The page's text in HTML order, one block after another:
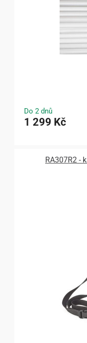
Do 2 dnů
1 299 Kč
RA307R2 -